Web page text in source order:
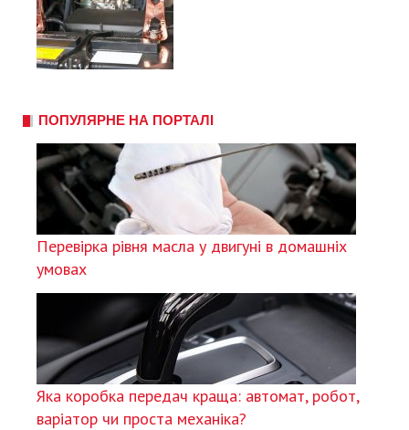
ПОПУЛЯРНЕ НА ПОРТАЛІ
Перевірка рівня масла у двигуні в домашніх
умовах
Яка коробка передач краща: автомат, робот,
варіатор чи проста механіка?